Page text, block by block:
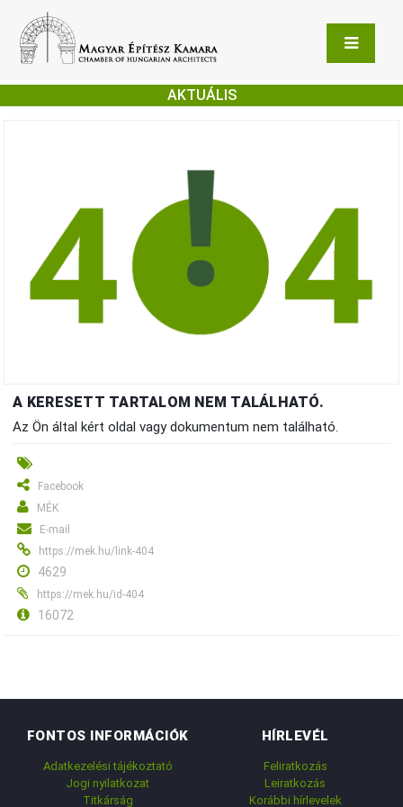
AKTUÁLIS
A KERESETT TARTALOM NEM TALÁLHATÓ.
Az Ön által kért oldal vagy dokumentum nem található.
Facebook
MÉK
E-mail
https://mek.hu/link-404
4629
https://mek.hu/id-404
16072
FONTOS INFORMÁCIÓK
Adatkezelési tájékoztató
Jogi nyilatkozat
Titkárság
HÍRLEVÉL
Feliratkozás
Leiratkozás
Korábbi hírlevelek